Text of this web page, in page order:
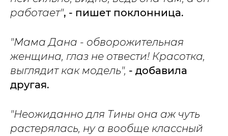
работает", - пишет поклонница.
"Мама Дана - обворожительная
женщина, глаз не отвести! Красотка,
выглядит как модель", - добавила
другая.
"Неожиданно для Тины она аж чуть
растерялась, ну а вообще классный